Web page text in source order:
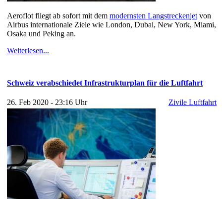
Aeroflot fliegt ab sofort mit dem modernsten Langstreckenjet von
Airbus internationale Ziele wie London, Dubai, New York, Miami,
Osaka und Peking an.
Weiterlesen...
Schweiz verabschiedet Infrastrukturplan für die Luftfahrt
26. Feb 2020 - 23:16 Uhr Zivile Luftfahrt